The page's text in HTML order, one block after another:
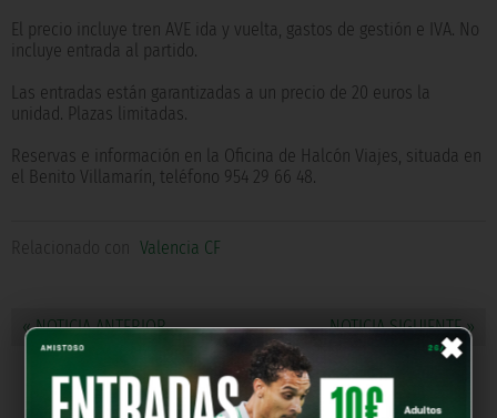
×
El precio incluye tren AVE ida y vuelta, gastos de gestión e IVA. No
incluye entrada al partido.
Las entradas están garantizadas a un precio de 20 euros la
unidad. Plazas limitadas.
Reservas e información en la Oficina de Halcón Viajes, situada en
el Benito Villamarín, teléfono 954 29 66 48.
Relacionado con Valencia CF
« NOTICIA ANTERIOR NOTICIA SIGUIENTE »